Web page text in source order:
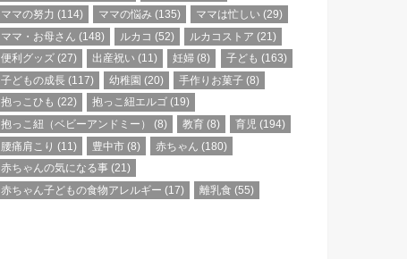
ママの努力 (114) ママの悩み (135) ママは忙しい (29)
ママ・お母さん (148) ルカコ (52) ルカコストア (21)
便利グッズ (27) 出産祝い (11) 妊婦 (8) 子ども (163)
子どもの成長 (117) 幼稚園 (20) 手作りお菓子 (8)
抱っこひも (22) 抱っこ紐エルゴ (19)
抱っこ紐（ベビーアンドミー）
(8) 教育 (8) 育児 (194)
腰痛肩こり (11) 豊中市 (8) 赤ちゃん (180)
赤ちゃんの気になる事 (21)
赤ちゃん子どもの食物アレルギー (17) 離乳食 (55)